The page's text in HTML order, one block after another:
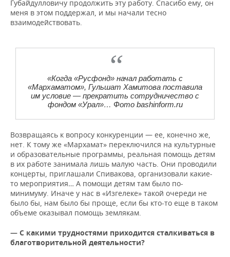
Губайдулловичу продолжить эту работу. Спасибо ему, он
меня в этом поддержал, и мы начали тесно
взаимодействовать.
«Когда «Русфонд» начал работать с
«Мархаматом», Гульшат Хамитова поставила
им условие — прекратить сотрудничество с
фондом «Урал»… Фото bashinform.ru
Возвращаясь к вопросу конкуренции — ее, конечно же,
нет. К тому же «Мархамат» переключился на культурные
и образовательные программы, реальная помощь детям
в их работе занимала лишь малую часть. Они проводили
концерты, приглашали Спивакова, организовали какие-
то мероприятия… А помощи детям там было по-
минимуму. Иначе у нас в «Изгелеке» такой очереди не
было бы, нам было бы проще, если бы кто-то еще в таком
объеме оказывал помощь землякам.
— С какими трудностями приходится сталкиваться в
благотворительной деятельности?